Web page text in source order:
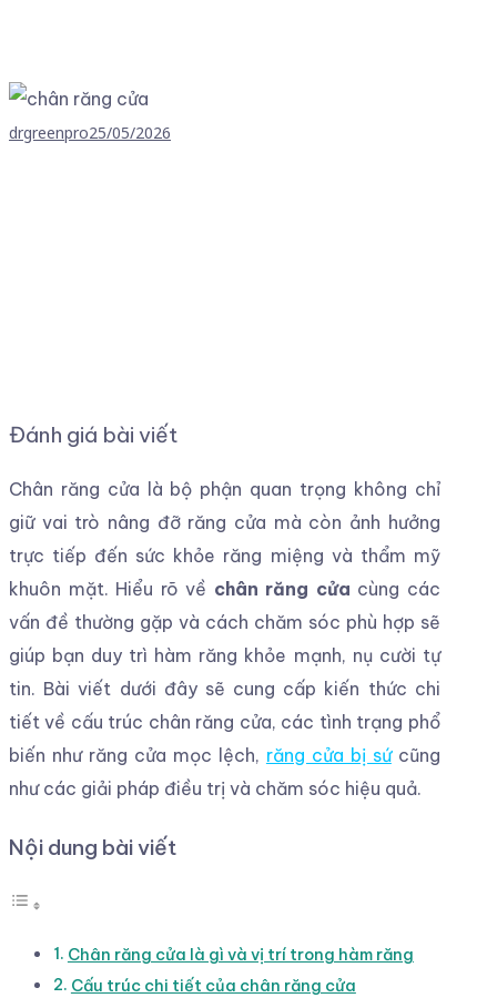
drgreenpro25/05/2026
Đánh giá bài viết
Chân răng cửa là bộ phận quan trọng không chỉ
giữ vai trò nâng đỡ răng cửa mà còn ảnh hưởng
trực tiếp đến sức khỏe răng miệng và thẩm mỹ
khuôn mặt. Hiểu rõ về chân răng cửa cùng các
vấn đề thường gặp và cách chăm sóc phù hợp sẽ
giúp bạn duy trì hàm răng khỏe mạnh, nụ cười tự
tin. Bài viết dưới đây sẽ cung cấp kiến thức chi
tiết về cấu trúc chân răng cửa, các tình trạng phổ
biến như răng cửa mọc lệch, răng cửa bị sứcũng
như các giải pháp điều trị và chăm sóc hiệu quả.
Nội dung bài viết
Chân răng cửa là gì và vị trí trong hàm răng
Cấu trúc chi tiết của chân răng cửa